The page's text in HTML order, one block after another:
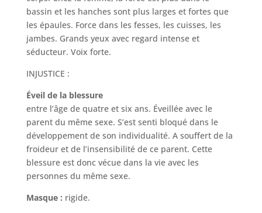
bassin et les hanches sont plus larges et fortes que
les épaules. Force dans les fesses, les cuisses, les
jambes. Grands yeux avec regard intense et
séducteur. Voix forte.
INJUSTICE :
Éveil de la blessure
entre l’âge de quatre et six ans. Éveillée avec le
parent du même sexe. S’est senti bloqué dans le
développement de son individualité. A souffert de la
froideur et de l’insensibilité de ce parent. Cette
blessure est donc vécue dans la vie avec les
personnes du même sexe.
Masque : rigide.